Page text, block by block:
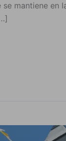
mantiene en